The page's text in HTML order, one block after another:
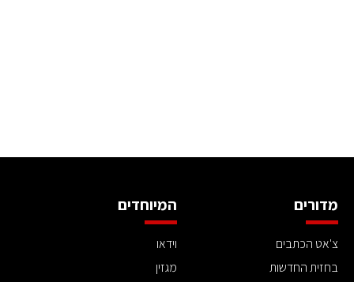
מדורים
צ'אט הכתבים
בחזית החדשות
המיוחדים
וידאו
מגזין